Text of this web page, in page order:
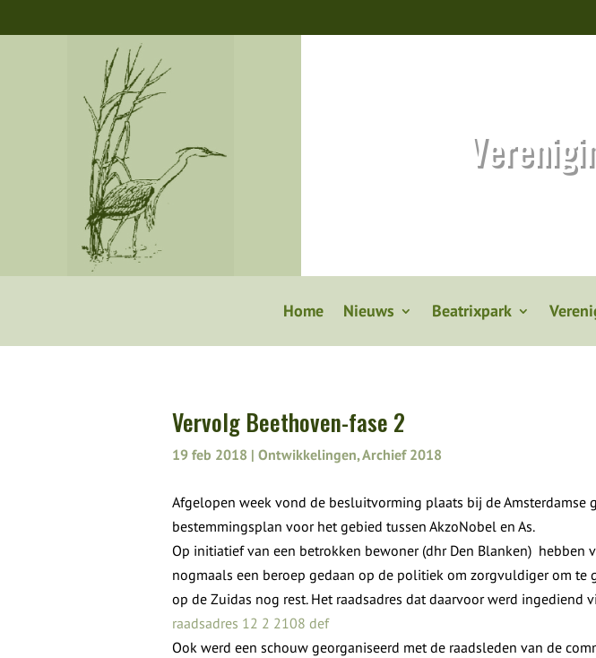
Home Nieuws Beatrixpark
Vervolg Beethoven-fase 2
19 feb 2018 | Ontwikkelingen,Archief 2018
Afgelopen week vond de besluitvorming plaats bij de Amsterdamse
bestemmingsplan voor het gebied tussen AkzoNobel en As.
Op initiatief van een betrokken bewoner (dhr Den Blanken) hebben
nogmaals een beroep gedaan op de politiek om zorgvuldiger om te
op de Zuidas nog rest. Het raadsadres dat daarvoor werd ingediend
raadsadres 12 2 2108 def
Ook werd een schouw georganiseerd met de raadsleden van de